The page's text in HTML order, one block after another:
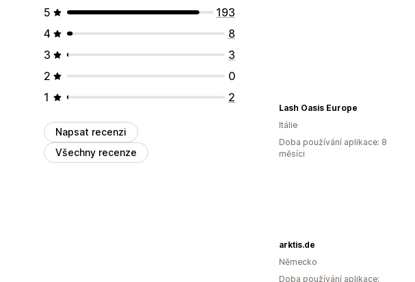
5
193
4
8
3
3
2
0
1
2
Napsat recenzi
Všechny recenze
Lash Oasis Europe
Itálie
Doba používání aplikace: 8
měsíci
arktis.de
Německo
Doba používání aplikace: